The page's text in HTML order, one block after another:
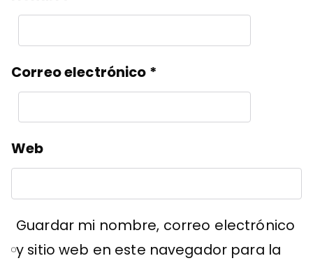
Correo electrónico *
Web
Guardar mi nombre, correo electrónico
y sitio web en este navegador para la